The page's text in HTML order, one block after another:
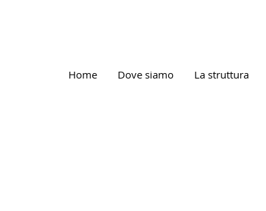
Home Dove siamo La struttura